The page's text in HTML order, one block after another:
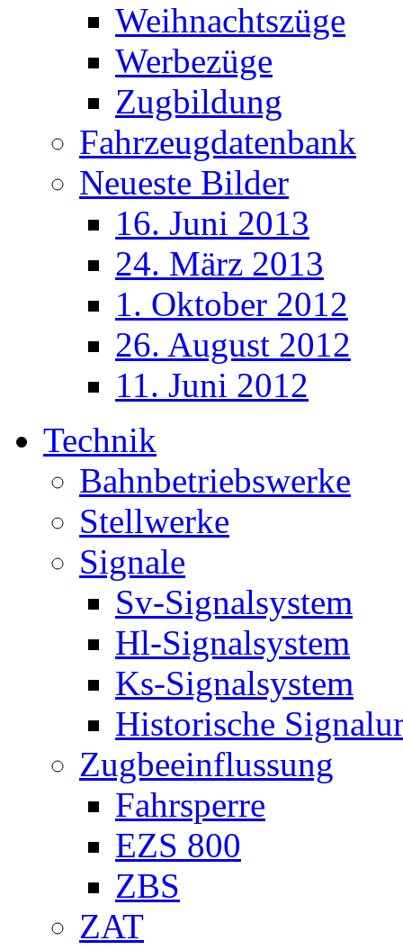
Weihnachtszüge
Werbezüge
Zugbildung
Fahrzeugdatenbank
Neueste Bilder
16. Juni 2013
24. März 2013
1. Oktober 2012
26. August 2012
11. Juni 2012
Technik
Bahnbetriebswerke
Stellwerke
Signale
Sv-Signalsystem
Hl-Signalsystem
Ks-Signalsystem
Historische
Zugbeeinflussung
Fahrsperre
EZS 800
ZBS
ZAT